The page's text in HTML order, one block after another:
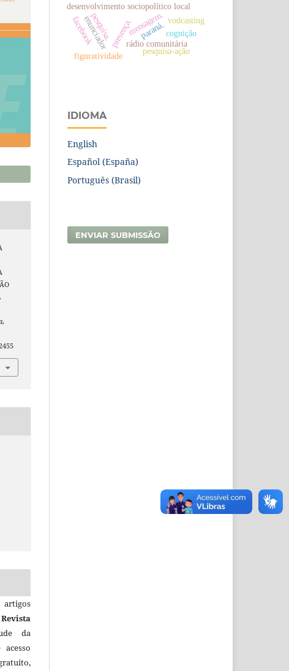
,
Revista
da
desenvolvimento sociopolítico local
presença.
pesquisa.
rádio comunitária
paraná.
mensagem.
enunciador
figuratividade
pesquisa-ação
vodcasting
facebook cognição
IDIOMA
English
Español (España)
Português (Brasil)
ENVIAR SUBMISSÃO